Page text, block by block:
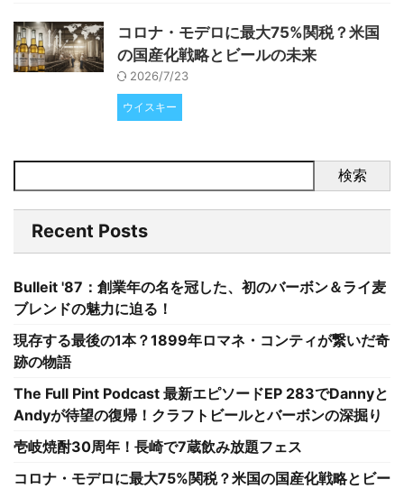
コロナ・モデロに最大75%関税？米国
の国産化戦略とビールの未来
2026/7/23
ウイスキー
検索
Recent Posts
Bulleit '87：創業年の名を冠した、初のバーボン＆ライ麦
ブレンドの魅力に迫る！
現存する最後の1本？1899年ロマネ・コンティが繋いだ奇
跡の物語
The Full Pint Podcast 最新エピソードEP 283でDannyと
Andyが待望の復帰！クラフトビールとバーボンの深掘り
壱岐焼酎30周年！長崎で7蔵飲み放題フェス
コロナ・モデロに最大75%関税？米国の国産化戦略とビー